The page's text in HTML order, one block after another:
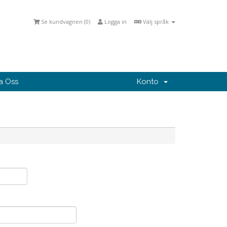
Välj språk
Logga in
Se kundvagnen (0)
Oss Konto